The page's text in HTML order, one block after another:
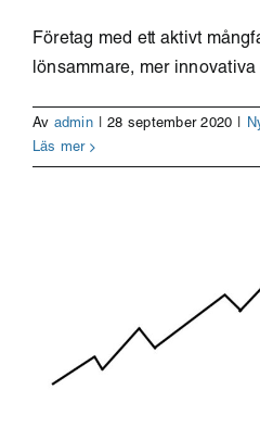
Företag med ett aktivt
lönsammare, mer innovativa
Av admin | 28 september 2020 |
Läs mer